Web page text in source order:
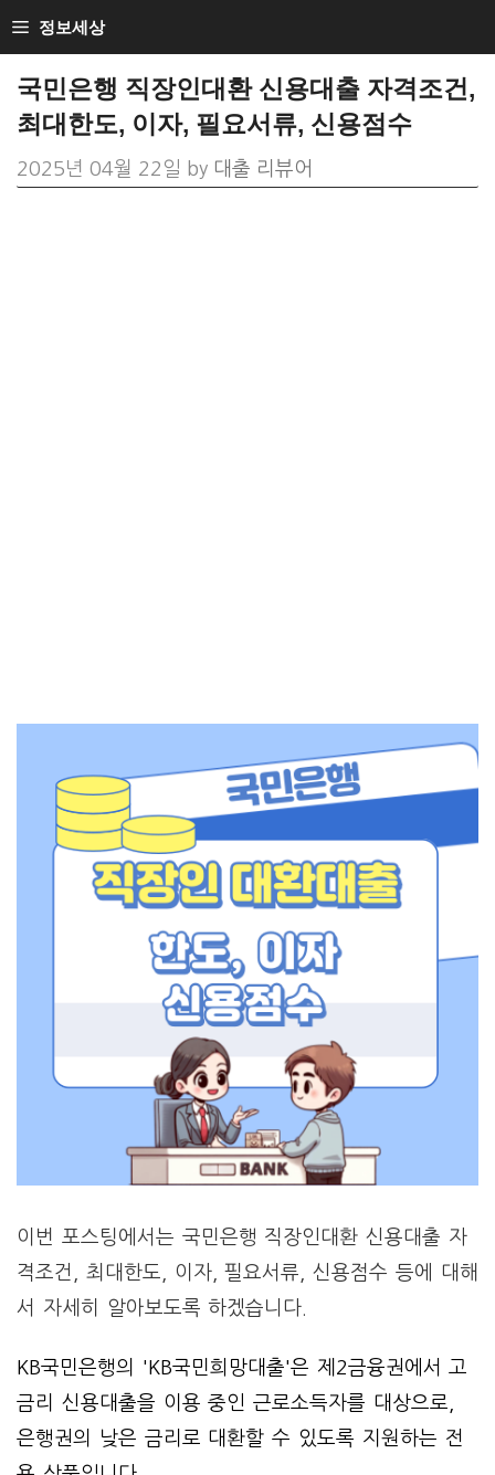
Skip
to
content
정보세상
국민은행 직장인대환 신용대출 자격조건,
최대한도, 이자, 필요서류, 신용점수
2025년 04월 22일 by 대출 리뷰어
이번 포스팅에서는 국민은행 직장인대환 신용대출 자
격조건, 최대한도, 이자, 필요서류, 신용점수 등에 대해
서 자세히 알아보도록 하겠습니다.
KB국민은행의 'KB국민희망대출'은 제2금융권에서 고
금리 신용대출을 이용 중인 근로소득자를 대상으로,
은행권의 낮은 금리로 대환할 수 있도록 지원하는 전